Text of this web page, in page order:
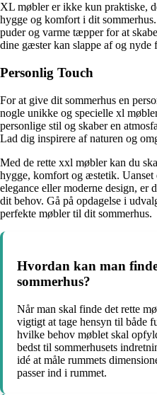
XL møbler er ikke kun praktiske,
hygge og komfort i dit
puder og varme tæpper for at
dine gæster kan slappe af og nyde
Personlig Touch
For at give dit sommerhus en
nogle unikke og specielle xl
personlige stil og skaber en
Lad dig inspirere af naturen og
Med de rette xxl møbler kan du
hygge, komfort og æstetik.
elegance eller moderne design, er
dit behov. Gå på opdagelse i
perfekte møbler til dit sommerhus.
Hvordan kan man
sommerhus?
Når man skal finde det rette
vigtigt at tage hensyn til både
hvilke behov møblet skal
bedst til sommerhusets
idé at måle rummets
passer ind i rummet.